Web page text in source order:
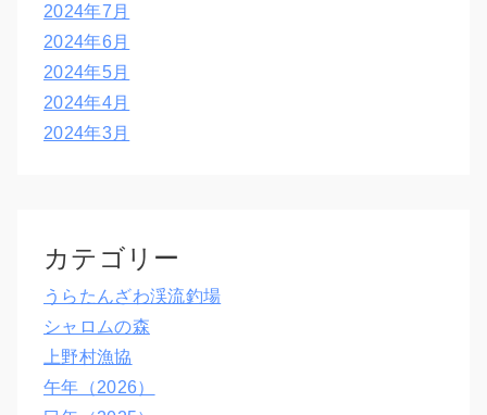
2024年7月
2024年6月
2024年5月
2024年4月
2024年3月
カテゴリー
うらたんざわ渓流釣場
シャロムの森
上野村漁協
午年（2026）